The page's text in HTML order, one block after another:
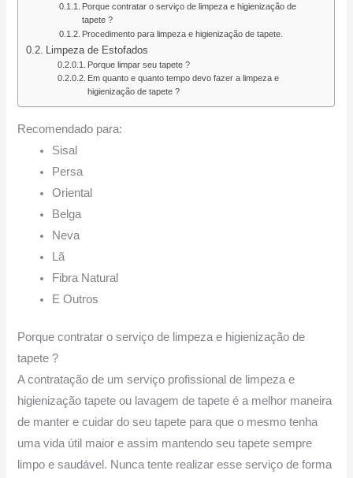
Porque contratar o serviço de limpeza e higienização de
tapete ?
Procedimento para limpeza e higienização de tapete.
Limpeza de Estofados
Porque limpar seu tapete ?
Em quanto e quanto tempo devo fazer a limpeza e
higienização de tapete ?
Recomendado para:
Sisal
Persa
Oriental
Belga
Neva
Lã
Fibra Natural
E Outros
Porque contratar o serviço de limpeza e higienização de
tapete ?
A contratação de um serviço profissional de limpeza e
higienização tapete ou lavagem de tapete é a melhor maneira
de manter e cuidar do seu tapete para que o mesmo tenha
uma vida útil maior e assim mantendo seu tapete sempre
limpo e saudável. Nunca tente realizar esse serviço de forma